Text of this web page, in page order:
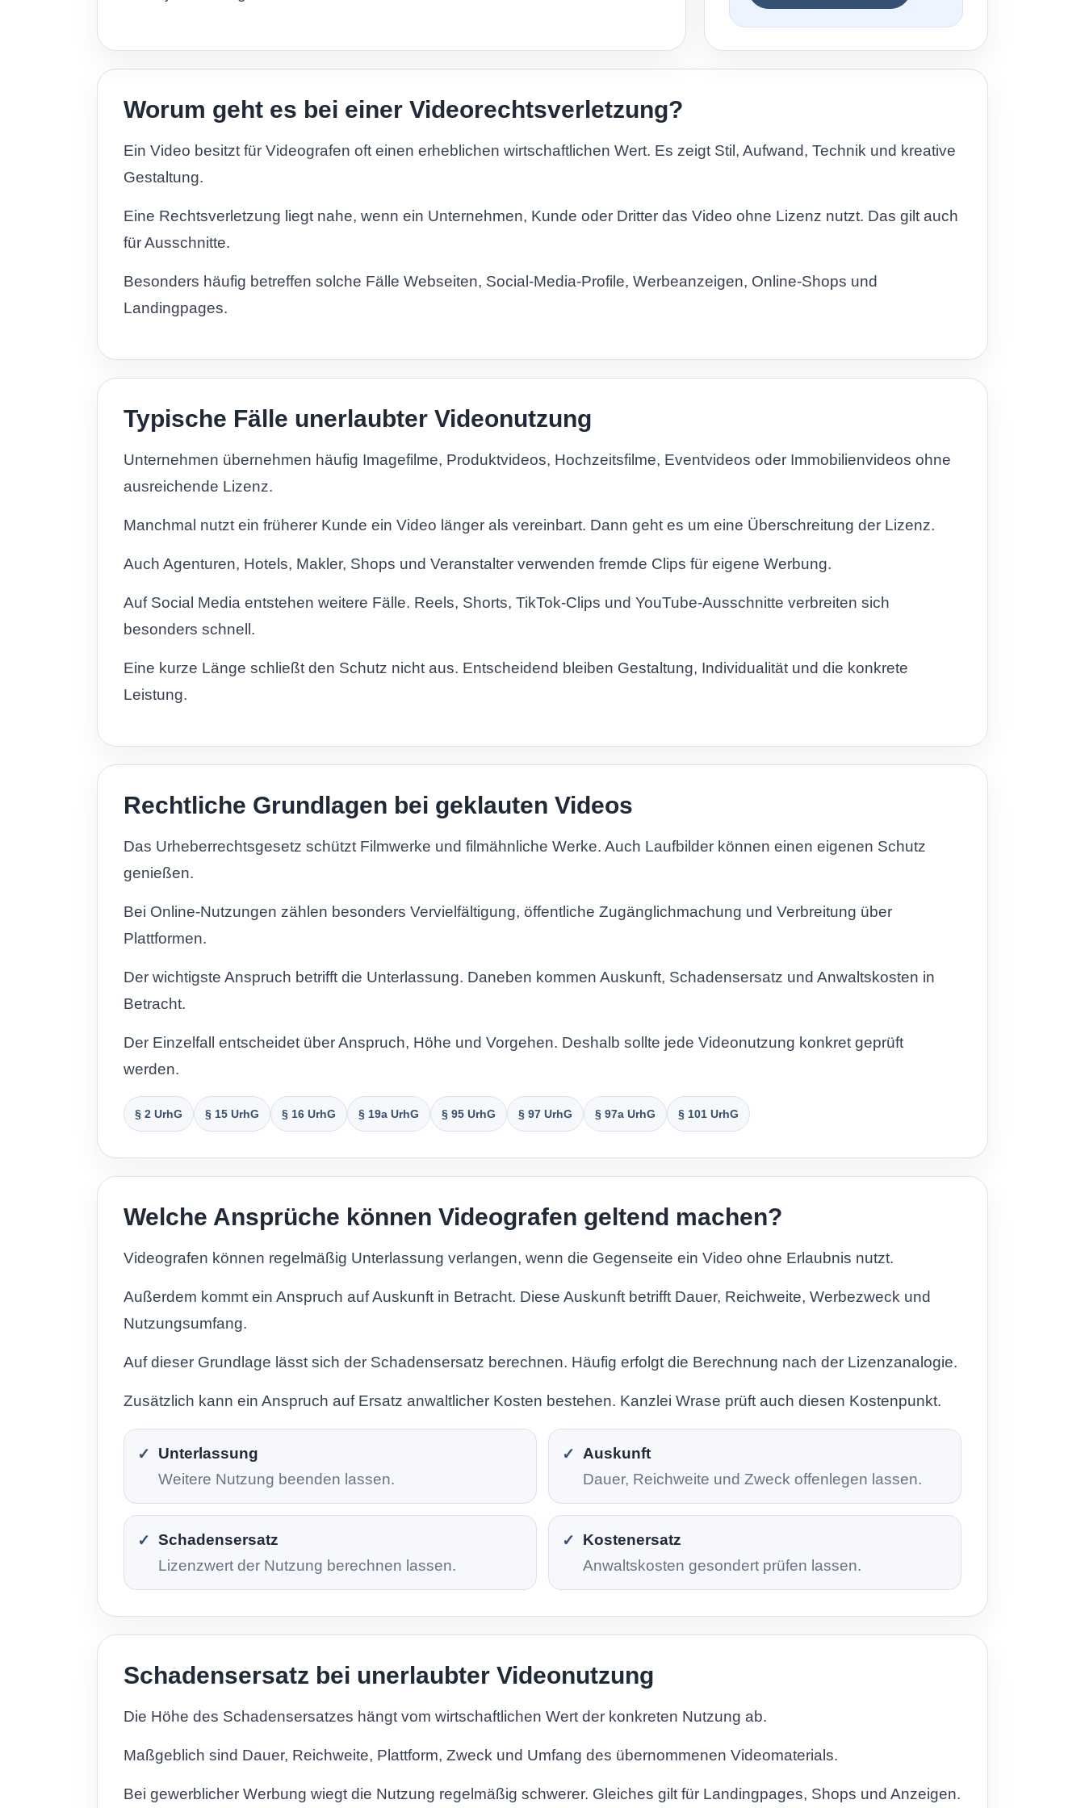
Worum geht es bei einer Videorechtsverletzung?
Ein Video besitzt für Videografen oft einen erheblichen wirtschaftlichen Wert. Es zeigt Stil, Aufwand, Technik und kreative
Gestaltung.
Eine Rechtsverletzung liegt nahe, wenn ein Unternehmen, Kunde oder Dritter das Video ohne Lizenz nutzt. Das gilt auch
für Ausschnitte.
Besonders häufig betreffen solche Fälle Webseiten, Social-Media-Profile, Werbeanzeigen, Online-Shops und
Landingpages.
Typische Fälle unerlaubter Videonutzung
Unternehmen übernehmen häufig Imagefilme, Produktvideos, Hochzeitsfilme, Eventvideos oder Immobilienvideos ohne
ausreichende Lizenz.
Manchmal nutzt ein früherer Kunde ein Video länger als vereinbart. Dann geht es um eine Überschreitung der Lizenz.
Auch Agenturen, Hotels, Makler, Shops und Veranstalter verwenden fremde Clips für eigene Werbung.
Auf Social Media entstehen weitere Fälle. Reels, Shorts, TikTok-Clips und YouTube-Ausschnitte verbreiten sich
besonders schnell.
Eine kurze Länge schließt den Schutz nicht aus. Entscheidend bleiben Gestaltung, Individualität und die konkrete
Leistung.
Rechtliche Grundlagen bei geklauten Videos
Das Urheberrechtsgesetz schützt Filmwerke und filmähnliche Werke. Auch Laufbilder können einen eigenen Schutz
genießen.
Bei Online-Nutzungen zählen besonders Vervielfältigung, öffentliche Zugänglichmachung und Verbreitung über
Plattformen.
Der wichtigste Anspruch betrifft die Unterlassung. Daneben kommen Auskunft, Schadensersatz und Anwaltskosten in
Betracht.
Der Einzelfall entscheidet über Anspruch, Höhe und Vorgehen. Deshalb sollte jede Videonutzung konkret geprüft
werden.
§ 2 UrhG § 15 UrhG § 16 UrhG § 19a UrhG § 95 UrhG § 97 UrhG § 97a UrhG § 101 UrhG
Welche Ansprüche können Videografen geltend machen?
Videografen können regelmäßig Unterlassung verlangen, wenn die Gegenseite ein Video ohne Erlaubnis nutzt.
Außerdem kommt ein Anspruch auf Auskunft in Betracht. Diese Auskunft betrifft Dauer, Reichweite, Werbezweck und
Nutzungsumfang.
Auf dieser Grundlage lässt sich der Schadensersatz berechnen. Häufig erfolgt die Berechnung nach der Lizenzanalogie.
Zusätzlich kann ein Anspruch auf Ersatz anwaltlicher Kosten bestehen. Kanzlei Wrase prüft auch diesen Kostenpunkt.
Unterlassung
Weitere Nutzung beenden lassen.
Auskunft
Dauer, Reichweite und Zweck offenlegen lassen.
Schadensersatz
Lizenzwert der Nutzung berechnen lassen.
Kostenersatz
Anwaltskosten gesondert prüfen lassen.
Schadensersatz bei unerlaubter Videonutzung
Die Höhe des Schadensersatzes hängt vom wirtschaftlichen Wert der konkreten Nutzung ab.
Maßgeblich sind Dauer, Reichweite, Plattform, Zweck und Umfang des übernommenen Videomaterials.
Bei gewerblicher Werbung wiegt die Nutzung regelmäßig schwerer. Gleiches gilt für Landingpages, Shops und Anzeigen.